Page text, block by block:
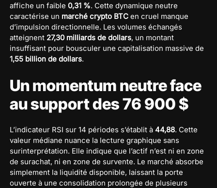
affiche un faible 0,31 %. Cette dynamique neutre
caractérise un marché crypto BTC en cruel manque
d’impulsion directionnelle. Les volumes échangés
atteignent 27,30 milliards de dollars, un montant
insuffisant pour bousculer une capitalisation massive de
1,55 billion de dollars.
Un momentum neutre face
au support des 76 900 $
L’indicateur RSI sur 14 périodes s’établit à 44,88. Cette
valeur médiane nuance la lecture graphique sans
surinterprétation. Elle indique que l’actif n’est ni en zone
de surachat, ni en zone de survente. Le marché absorbe
simplement la liquidité disponible, laissant la porte
ouverte à une consolidation prolongée de plusieurs